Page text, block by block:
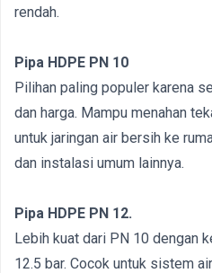
rendah.
Pipa HDPE PN 10
Pilihan paling populer karena
dan harga. Mampu menahan
untuk jaringan air bersih ke
dan instalasi umum lainnya.
Pipa HDPE PN 12.
Lebih kuat dari PN 10 dengan
12.5 bar. Cocok untuk sistem